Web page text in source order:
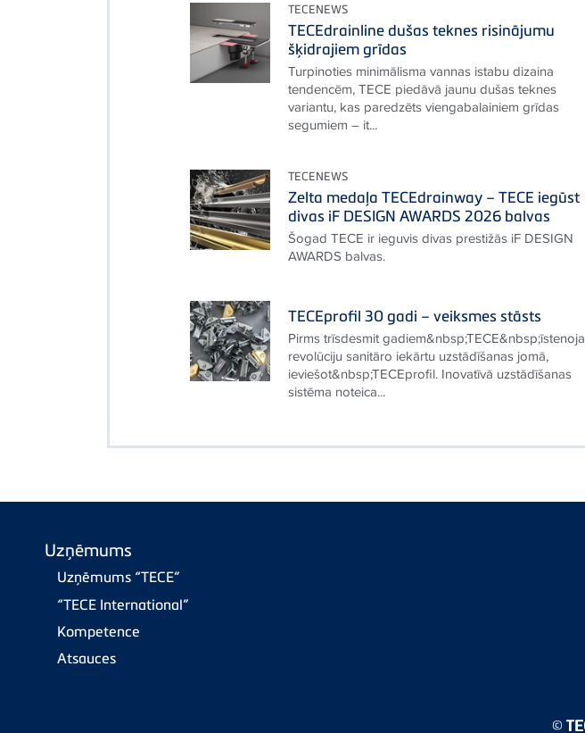
TECENEWS
TECEdrainline dušas teknes risinājumu
šķidrajiem grīdas
Turpinoties minimālisma vannas istabu dizaina
tendencēm, TECE piedāvā jaunu dušas teknes
variantu, kas paredzēts viengabalainiem grīdas
segumiem – it...
TECENEWS
Zelta medaļa TECEdrainway – TECE iegūst
divas iF DESIGN AWARDS 2026 balvas
Šogad TECE ir ieguvis divas prestižās iF DESIGN
AWARDS balvas.
TECEprofil 30 gadi – veiksmes stāsts
Pirms trīsdesmit gadiem&nbsp;TECE&nbsp;īstenoja
revolūciju sanitāro iekārtu uzstādīšanas jomā,
ieviešot&nbsp;TECEprofil. Inovatīvā uzstādīšanas
sistēma noteica...
Uzņēmums
Uzņēmums “TECE”
“TECE International”
Kompetence
Atsauces
©